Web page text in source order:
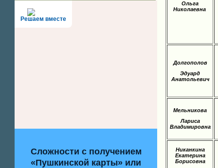
Решаем вместе
Сложности с получением
«Пушкинской карты» или
Ольга
Николаевна
Долгополов
Эдуард
Анатольевич
Мельникова
Лариса
Владимировна
Никанкина
Екатерина
Борисовна